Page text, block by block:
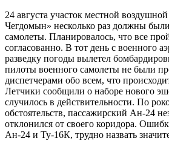
24 августа участок местной
Чегдомын» несколько раз должны
самолеты. Планировалось, что все
согласованно. В тот день с военного
разведку погоды вылетел
пилоты военного самолеты не были
диспетчерами обо всем, что
Летчики сообщили о наборе нового
случилось в действительности. По
обстоятельств, пассажирский Ан-24
отклонился от своего коридора.
Ан-24 и Ту-16К, трудно назвать